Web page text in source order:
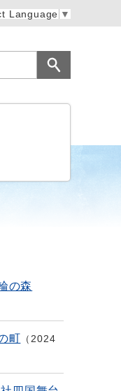
Language ▼
の森
町
2024